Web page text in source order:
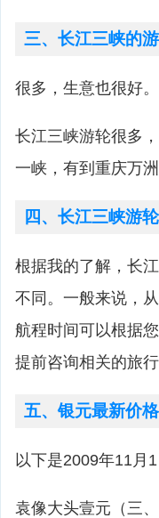
三、长江三峡的
很多，生意也很好。
长江三峡游轮很多
一峡，有到重庆万
四、长江三峡游
根据我的了解，长
不同。一般来说，
航程时间可以根据
提前咨询相关的旅
五、银元最新价
以下是2009年11月
袁像大头壹元（三